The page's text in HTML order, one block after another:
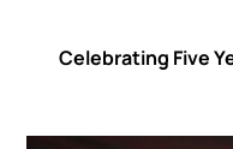
Celebrating Five